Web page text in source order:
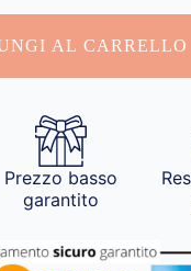
AL CARRELLO
Prezzo basso
garantito